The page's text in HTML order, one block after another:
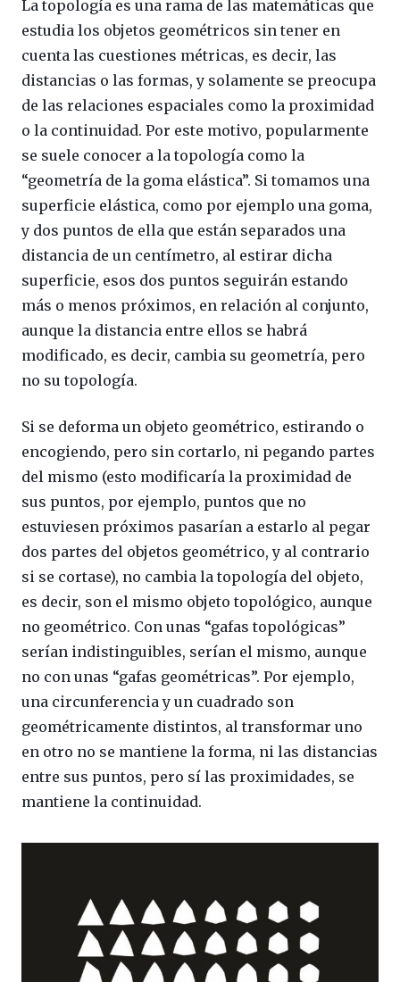
La topología es una rama de las matemáticas que
estudia los objetos geométricos sin tener en
cuenta las cuestiones métricas, es decir, las
distancias o las formas, y solamente se preocupa
de las relaciones espaciales como la proximidad
o la continuidad. Por este motivo, popularmente
se suele conocer a la topología como la
“geometría de la goma elástica”. Si tomamos una
superficie elástica, como por ejemplo una goma,
y dos puntos de ella que están separados una
distancia de un centímetro, al estirar dicha
superficie, esos dos puntos seguirán estando
más o menos próximos, en relación al conjunto,
aunque la distancia entre ellos se habrá
modificado, es decir, cambia su geometría, pero
no su topología.
Si se deforma un objeto geométrico, estirando o
encogiendo, pero sin cortarlo, ni pegando partes
del mismo (esto modificaría la proximidad de
sus puntos, por ejemplo, puntos que no
estuviesen próximos pasarían a estarlo al pegar
dos partes del objetos geométrico, y al contrario
si se cortase), no cambia la topología del objeto,
es decir, son el mismo objeto topológico, aunque
no geométrico. Con unas “gafas topológicas”
serían indistinguibles, serían el mismo, aunque
no con unas “gafas geométricas”. Por ejemplo,
una circunferencia y un cuadrado son
geométricamente distintos, al transformar uno
en otro no se mantiene la forma, ni las distancias
entre sus puntos, pero sí las proximidades, se
mantiene la continuidad.